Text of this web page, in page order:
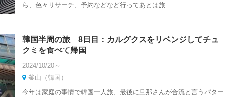
ら、色々リサーチ、予約などなど行ってあとは旅...
韓国半周の旅 8日目：カルグクスをリベンジしてチュ
クミを食べて帰国
2024/10/20～
釜山（韓国）
今年は家庭の事情で韓国一人旅、最後に旦那さんが合流と言うパター